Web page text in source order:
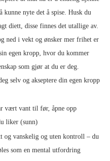
nyte det å spise. Husk du
diett, disse finnes det utallige av.
ned i vekt og ønsker mer frihet er
egen kropp, hvor du kommer
som gjør at du er deg.
selv og akseptere din egen kropp
vært vant til før, åpne opp
liker (sunn)
vanskelig og uten kontroll – du
som en mental utfordring